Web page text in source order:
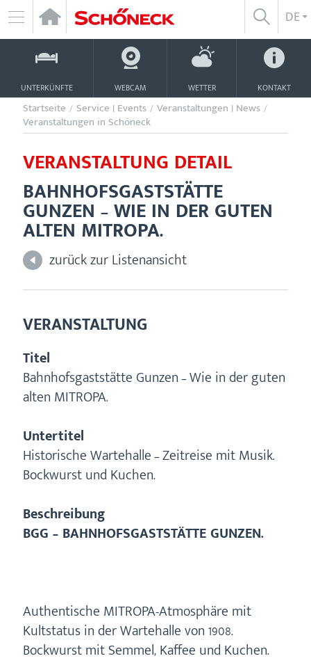
Zum
InhaltNAVIGATION
ÖFFNEN
SUCHE
DE
UNTERKÜNFTE WEBCAM WETTER KONTAKT
Startseite / Service | Events / Veranstaltungen | News /
Veranstaltungen in Schöneck
VERANSTALTUNG DETAIL
BAHNHOFSGASTSTÄTTE
GUNZEN – WIE IN DER GUTEN
ALTEN MITROPA.
zurück zur Listenansicht
VERANSTALTUNG
Titel
Bahnhofsgaststätte Gunzen – Wie in der guten
alten MITROPA.
Untertitel
Historische Wartehalle – Zeitreise mit Musik.
Bockwurst und Kuchen.
Beschreibung
BGG – BAHNHOFSGASTSTÄTTE GUNZEN.
Authentische MITROPA-Atmosphäre mit
Kultstatus in der Wartehalle von 1908.
Bockwurst mit Semmel, Kaffee und Kuchen.